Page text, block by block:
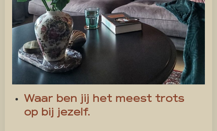
Waar ben jij het meest trots
op bij jezelf.